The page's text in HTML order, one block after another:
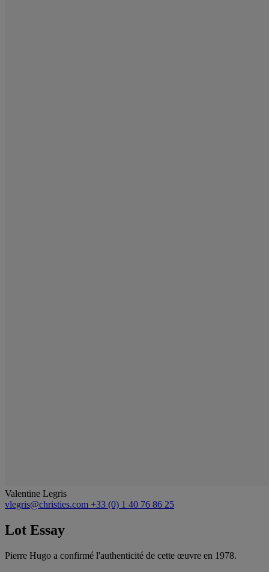
Valentine Legris
vlegris@christies.com +33 (0) 1 40 76 86 25
Lot Essay
Pierre Hugo a confirmé l'authenticité de cette œuvre en 1978.